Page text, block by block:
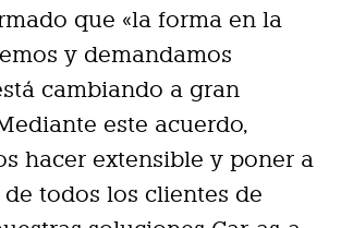
que «la forma en la
y demandamos
cambiando a gran
este acuerdo,
hacer extensible y poner a
todos los clientes de